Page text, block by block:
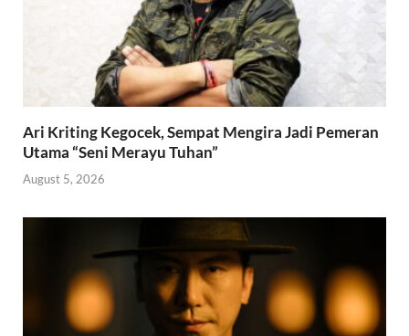
Ari Kriting Kegocek, Sempat Mengira Jadi Pemeran
Utama “Seni Merayu Tuhan”
August 5, 2026